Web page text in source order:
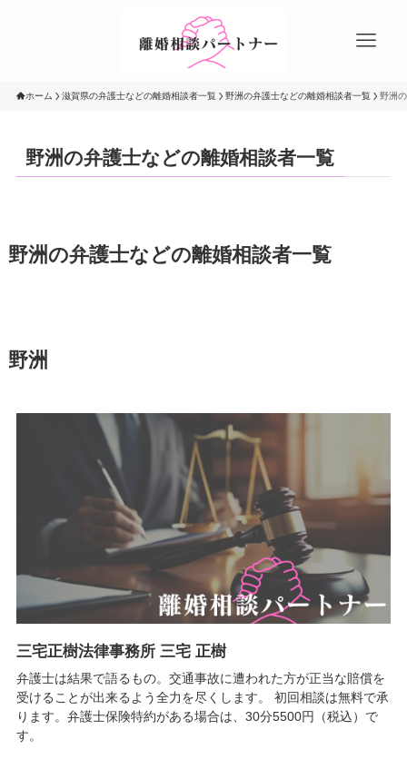
ホーム 滋賀県の弁護士などの離婚相談者一覧 野洲の弁護士などの離婚相談者一覧 野洲
野洲の弁護士などの離婚相談者一覧
野洲の弁護士などの離婚相談者一覧
野洲
三宅正樹法律事務所 三宅 正樹
弁護士は結果で語るもの。交通事故に遭われた方が正当な賠償を
受けることが出来るよう全力を尽くします。 初回相談は無料で承
ります。弁護士保険特約がある場合は、30分5500円（税込）で
す。